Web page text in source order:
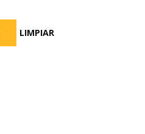
LIMPIAR